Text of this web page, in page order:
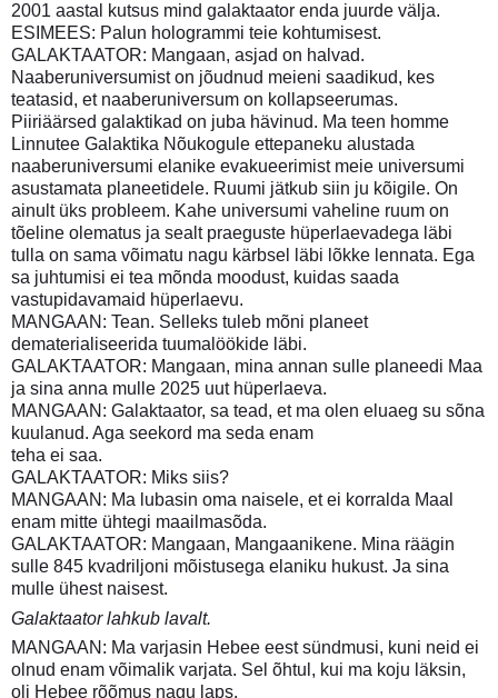
2001 aastal kutsus mind galaktaator enda juurde välja.
ESIMEES: Palun hologrammi teie kohtumisest.
GALAKTAATOR: Mangaan, asjad on halvad.
Naaberuniversumist on jõudnud meieni saadikud, kes
teatasid, et naaberuniversum on kollapseerumas.
Piiriäärsed galaktikad on juba hävinud. Ma teen homme
Linnutee Galaktika Nõukogule ettepaneku alustada
naaberuniversumi elanike evakueerimist meie universumi
asustamata planeetidele. Ruumi jätkub siin ju kõigile. On
ainult üks probleem. Kahe universumi vaheline ruum on
tõeline olematus ja sealt praeguste hüperlaevadega läbi
tulla on sama võimatu nagu kärbsel läbi lõkke lennata. Ega
sa juhtumisi ei tea mõnda moodust, kuidas saada
vastupidavamaid hüperlaevu.
MANGAAN: Tean. Selleks tuleb mõni planeet
dematerialiseerida tuumalöökide läbi.
GALAKTAATOR: Mangaan, mina annan sulle planeedi Maa
ja sina anna mulle 2025 uut hüperlaeva.
MANGAAN: Galaktaator, sa tead, et ma olen eluaeg su sõna
kuulanud. Aga seekord ma seda enam
teha ei saa.
GALAKTAATOR: Miks siis?
MANGAAN: Ma lubasin oma naisele, et ei korralda Maal
enam mitte ühtegi maailmasõda.
GALAKTAATOR: Mangaan, Mangaanikene. Mina räägin
sulle 845 kvadriljoni mõistusega elaniku hukust. Ja sina
mulle ühest naisest.
Galaktaator lahkub lavalt.
MANGAAN: Ma varjasin Hebee eest sündmusi, kuni neid ei
olnud enam võimalik varjata. Sel õhtul, kui ma koju läksin,
oli Hebee rõõmus nagu laps.